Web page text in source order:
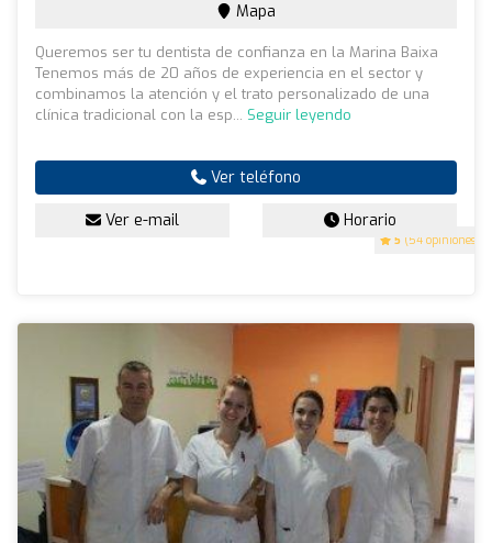
5 (54 opiniones)
Mapa
Queremos ser tu dentista de confianza en la Marina Baixa
Tenemos más de 20 años de experiencia en el sector y
combinamos la atención y el trato personalizado de una
clínica tradicional con la esp... Seguir leyendo
Ver teléfono
Ver e-mail Horario